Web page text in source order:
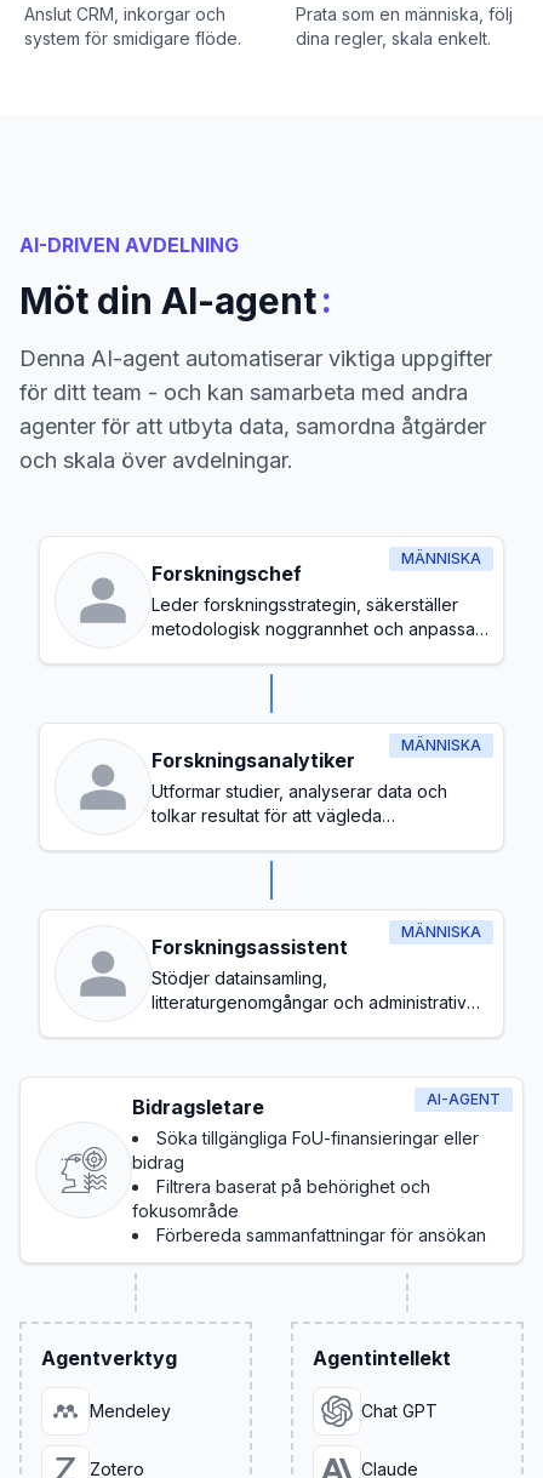
Anslut CRM, inkorgar och
system för smidigare flöde.
Prata som en människa, följ
dina regler, skala enkelt.
AI-DRIVEN AVDELNING
Möt din AI-agent:
Denna AI-agent automatiserar viktiga uppgifter
för ditt team - och kan samarbeta med andra
agenter för att utbyta data, samordna åtgärder
och skala över avdelningar.
MÄNNISKA
Forskningschef
Leder forskningsstrategin, säkerställer
metodologisk noggrannhet och anpassar
MÄNNISKA
Forskningsanalytiker
Utformar studier, analyserar data och
tolkar resultat för att vägleda
MÄNNISKA
Forskningsassistent
Stödjer datainsamling,
litteraturgenomgångar och administrativa
AI-AGENT
Bidragsletare
Söka tillgängliga FoU-finansieringar eller
bidrag
Filtrera baserat på behörighet och
fokusområde
Förbereda sammanfattningar för ansökan
Agentverktyg
Mendeley
Zotero
Agentintellekt
Chat GPT
Claude